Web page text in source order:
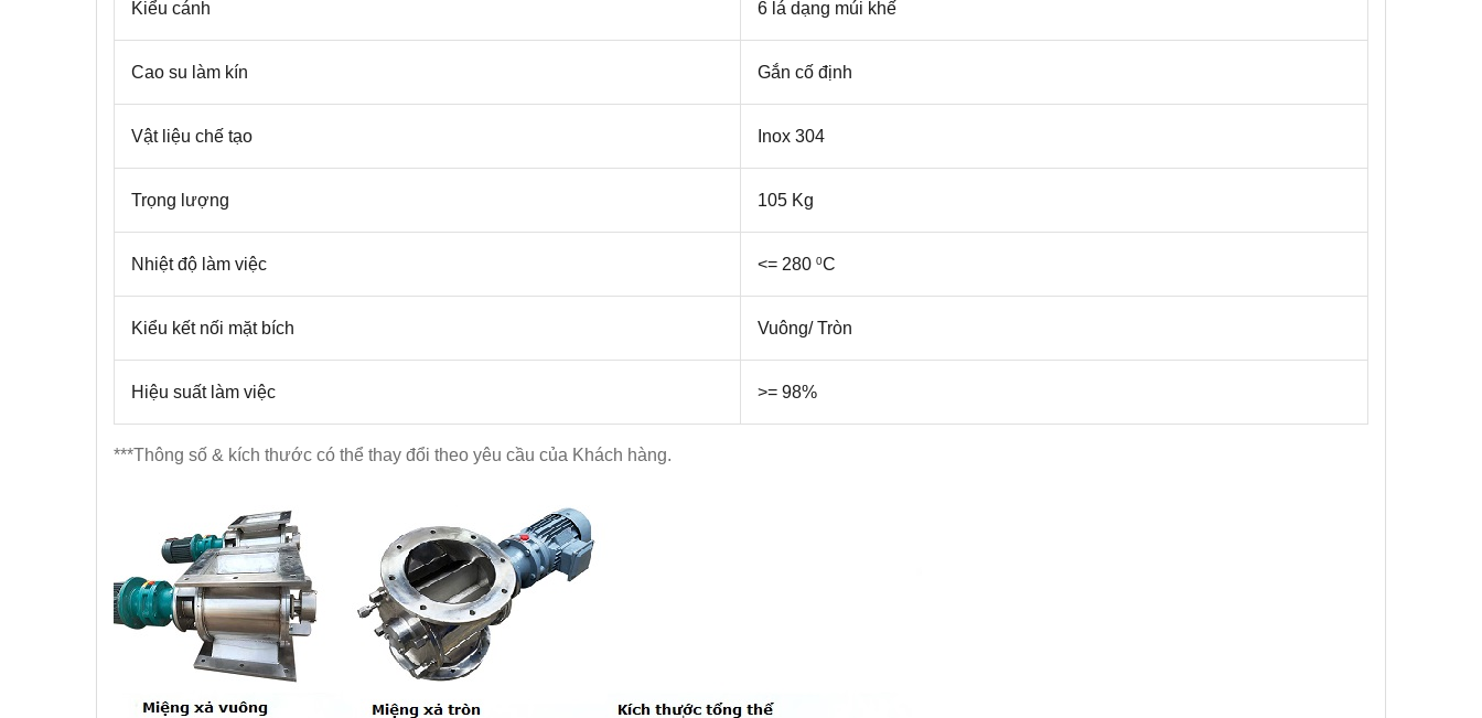
Kiểu cánh 6 lá dạng múi khế
Cao su làm kín Gắn cố định
Vật liệu chế tạo Inox 304
Trọng lượng 105 Kg
Nhiệt độ làm việc <= 280 0C
Kiểu kết nối mặt bích Vuông/ Tròn
Hiệu suất làm việc >= 98%
***Thông số & kích thước có thể thay đổi theo yêu cầu của Khách hàng.